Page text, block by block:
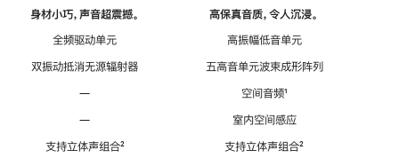
身材小巧，声音超震撼。
全频驱动单元
双振动抵消无源辐射器
—
—
支持立体声组合脚
²
高保真音质，令人沉浸。
高振幅低音单元
五高音单元波束成形阵列
空间音频脚
¹
室内空间感应
支持立体声组合脚
²